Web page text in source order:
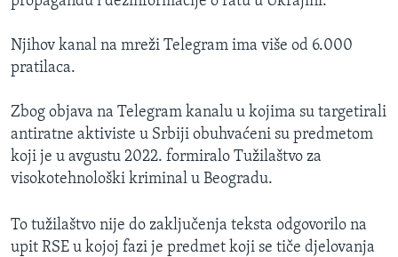
Njihov kanal na mreži Telegram ima više od 6.000
pratilaca.
Zbog objava na Telegram kanalu u kojima su targetirali
antiratne aktiviste u Srbiji obuhvaćeni su predmetom
koji je u avgustu 2022. formiralo Tužilaštvo za
visokotehnološki kriminal u Beogradu.
To tužilaštvo nije do zaključenja teksta odgovorilo na
upit RSE u kojoj fazi je predmet koji se tiče djelovanja